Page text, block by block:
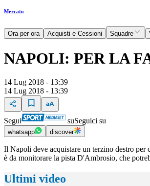
Mercato
Ora per ora Acquisti e Cessioni Squadre
NAPOLI: PER LA
14 Lug 2018 - 13:39
14 Lug 2018 - 13:39
Segui suSeguici su
whatsapp discover
Il Napoli deve acquistare un terzino destro
è da monitorare la pista D'Ambrosio, che
Ultimi video